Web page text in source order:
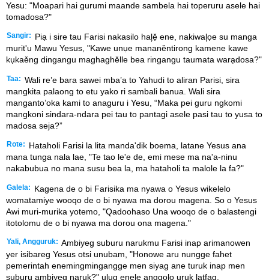
Yesu: "Moapari hai gurumi maande sambela hai toperuru asele hai
tomadosa?"
Sangir:
Piạ i sire tau Farisi nakasilo hal᷊ẹ̌ ene, nakiwal᷊ọe su manga
murit'u Mawu Yesus, "Kawe unụe mananěntirong kamene kawe
kụkaěng dingangu maghaghělle bea ringangu taumata warạdosa?"
Taa: Wali re’e bara sawei mba’a to Yahudi to aliran Parisi, sira
mangkita palaong to etu yako ri sambali banua. Wali sira
manganto’oka kami to anaguru i Yesu, “Maka pei guru ngkomi
mangkoni sindara-ndara pei tau to pantagi asele pasi tau to yusa to
madosa seja?”
Rote:
Hataholi Farisi la lita manda'dik boema, latane Yesus ana
mana tunga nala lae, "Te tao le'e de, emi mese ma na'a-ninu
nakabubua no mana susu bea la, ma hataholi ta malole la fa?"
Galela:
Kagena de o bi Farisika ma nyawa o Yesus wikelelo
womatamiye wooqo de o bi nyawa ma dorou magena. So o Yesus
Awi muri-murika yotemo, "Qadoohaso Una wooqo de o balastengi
itotolomu de o bi nyawa ma dorou ona magena."
Yali, Angguruk: Ambiyeg suburu narukmu Farisi inap arimanowen
yer isibareg Yesus otsi unubam, "Honowe aru nungge fahet
pemerintah enemingmingangge men siyag ane turuk inap men
suburu ambiyeg naruk?" ulug enele anggolo uruk latfag.